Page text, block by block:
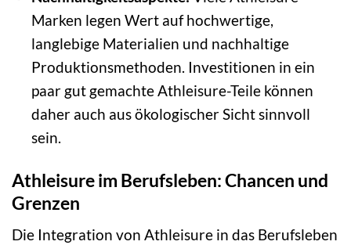
Marken legen Wert auf hochwertige,
langlebige Materialien und nachhaltige
Produktionsmethoden. Investitionen in ein
paar gut gemachte Athleisure-Teile können
daher auch aus ökologischer Sicht sinnvoll
sein.
Athleisure im Berufsleben: Chancen und
Grenzen
Die Integration von Athleisure in das Berufsleben